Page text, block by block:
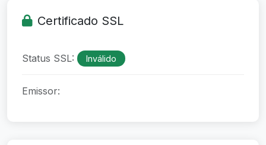
Certificado SSL
Status SSL: Inválido
Emissor: